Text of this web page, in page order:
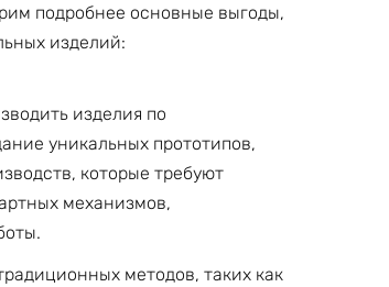
подробнее основные выгоды,
изделий:
изделия по
уникальных прототипов,
которые требуют
механизмов,
методов, таких как